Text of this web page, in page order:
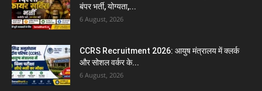
बंपर भर्ती, योग्यता,...
6 August, 2026
CCRS Recruitment 2026: आयुष मंत्रालय में क्लर्क
और सोशल वर्कर के...
6 August, 2026